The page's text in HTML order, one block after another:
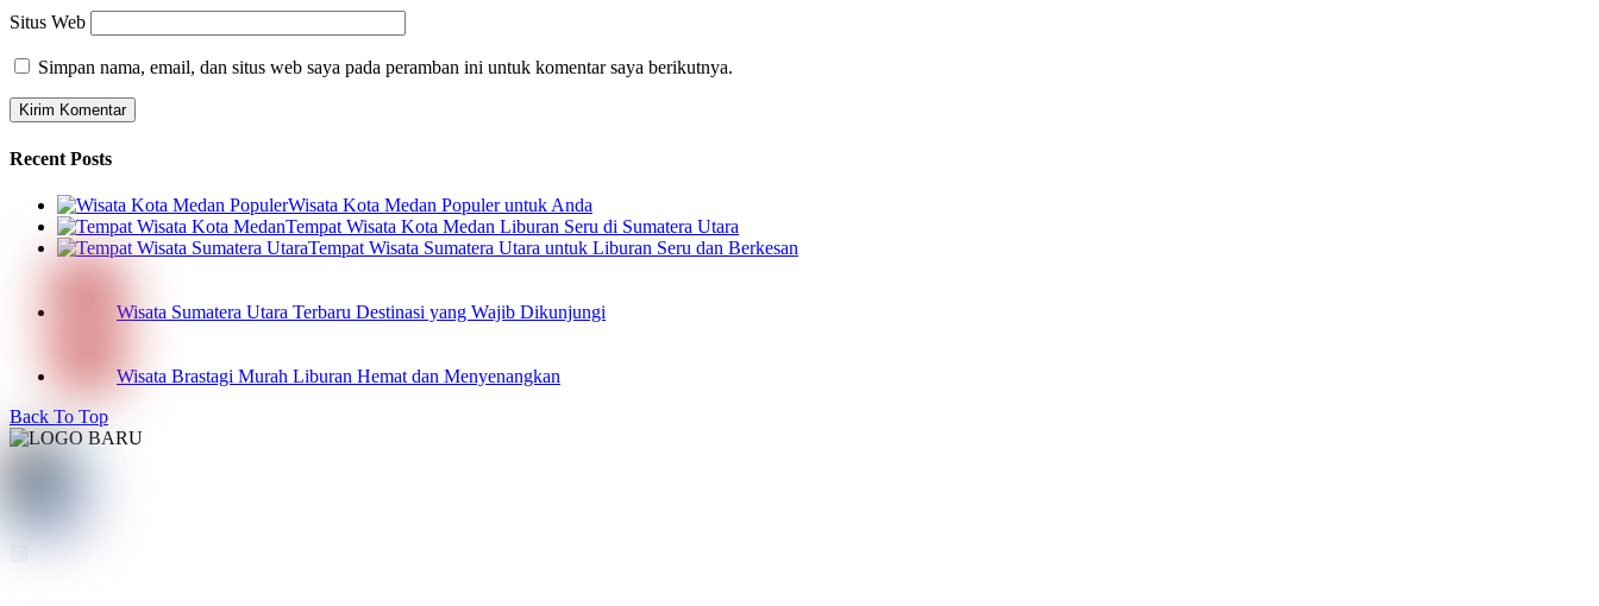
Situs Web
Simpan nama, email, dan situs web saya pada peramban ini untuk komentar saya berikutnya.
Recent Posts
Wisata Kota Medan Populer untuk Anda
Tempat Wisata Kota Medan Liburan Seru di Sumatera Utara
Tempat Wisata Sumatera Utara untuk Liburan Seru dan Berkesan
Wisata Sumatera Utara Terbaru Destinasi yang Wajib Dikunjungi
Wisata Brastagi Murah Liburan Hemat dan Menyenangkan
Back To Top